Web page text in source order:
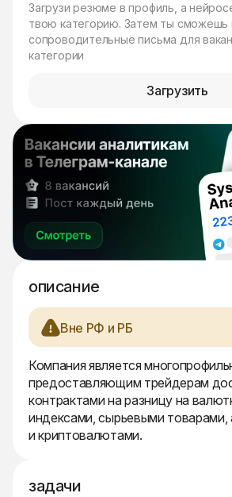
Загрузи резюме в профиль, а
твою категорию. Затем ты сможешь
сопроводительные письма для
категории
Загрузить
описание
Вне РФ и РБ
Компания является
предоставляющим трейдерам
контрактами на разницу на
индексами, сырьевыми товарами,
и криптовалютами.
задачи